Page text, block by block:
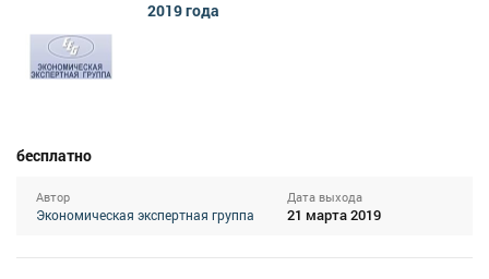
2019 года
бесплатно
Автор
Экономическая экспертная группа
Дата выхода
21 марта 2019